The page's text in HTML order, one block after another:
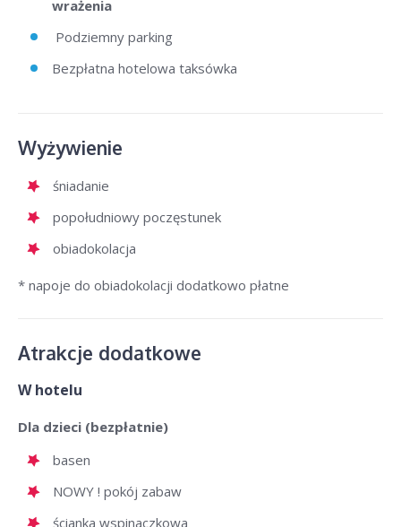
wrażenia
Podziemny parking
Bezpłatna hotelowa taksówka
Wyżywienie
śniadanie
popołudniowy poczęstunek
obiadokolacja
* napoje do obiadokolacji dodatkowo płatne
Atrakcje dodatkowe
W hotelu
Dla dzieci (bezpłatnie)
basen
NOWY ! pokój zabaw
ścianka wspinaczkowa